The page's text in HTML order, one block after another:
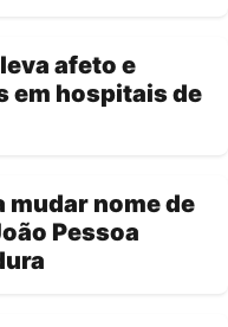
afeto e
em hospitais de
mudar nome de
Pessoa